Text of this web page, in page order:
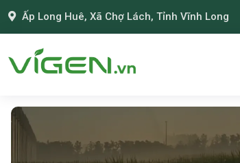
Ấp Long Huê, Xã Chợ Lách, Tỉnh Vĩnh Long